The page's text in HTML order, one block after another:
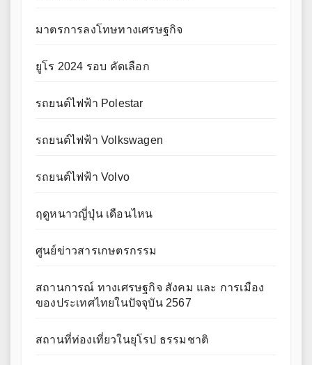
มาตรการลงโทษทางเศรษฐกิจ
ยูโร 2024 รอบ คัดเลือก
รถยนต์ไฟฟ้า Polestar
รถยนต์ไฟฟ้า Volkswagen
รถยนต์ไฟฟ้า Volvo
ฤดูหนาวญี่ปุ่น เดือนไหน
ศูนย์ข่าวสารเกษตรกรรม
สถานการณ์ ทางเศรษฐกิจ สังคม และ การเมือง
ของประเทศไทยในปัจจุบัน 2567
สถานที่ท่องเที่ยวในยุโรป ธรรมชาติ